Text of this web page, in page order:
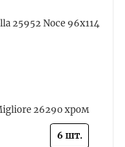
25952 Noce 96x114
6 шт.
26290 хром